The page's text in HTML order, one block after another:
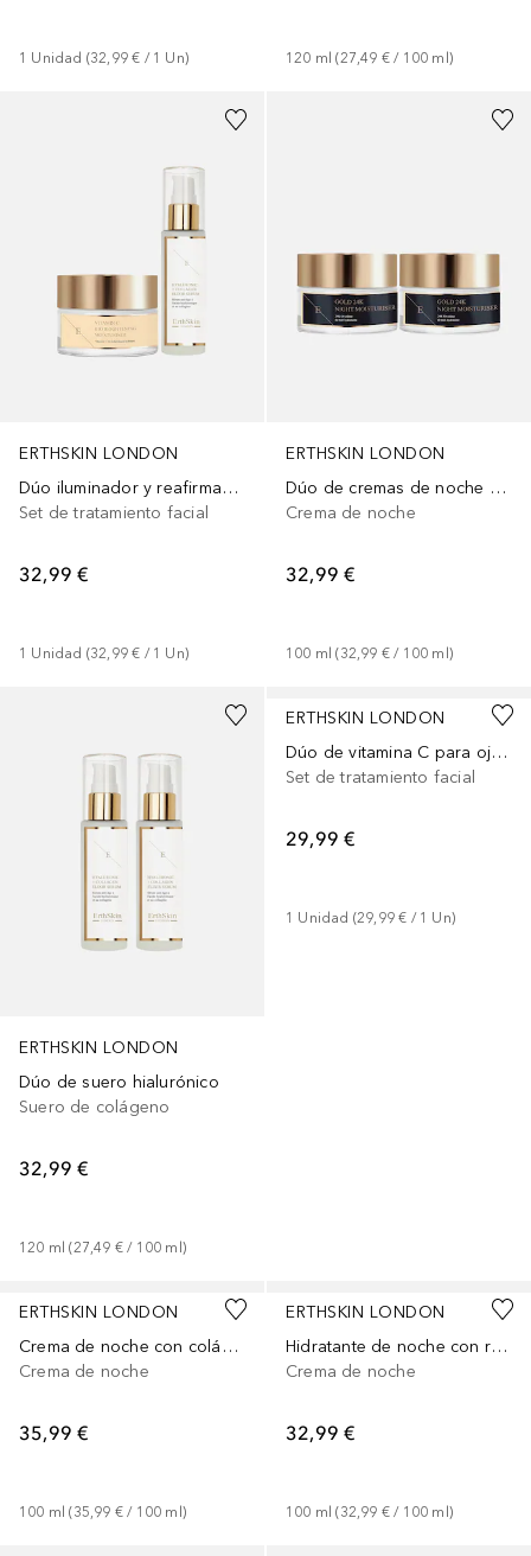
1 Unidad (32,99 € / 1 Un) 120 ml (27,49 € / 100 ml)
ERTHSKIN LONDON
Dúo iluminador y reafirmante
Set de tratamiento facial
32,99 €
1 Unidad (32,99 € / 1 Un)
ERTHSKIN LONDON
Dúo de cremas de noche con oro de 24 quilates
Crema de noche
32,99 €
100 ml (32,99 € / 100 ml)
ERTHSKIN LONDON
Dúo de suero hialurónico
Suero de colágeno
32,99 €
120 ml (27,49 € / 100 ml )
ERTHSKIN LONDON
Dúo de vitamina C para ojos brillantes
Set de tratamiento facial
29,99 €
1 Unidad (29,99 € / 1 Un)
ERTHSKIN LONDON
Crema de noche con colágeno marino
Crema de noche
35,99 €
100 ml (35,99 € / 100 ml )
ERTHSKIN LONDON
Hidratante de noche con retinol
Crema de noche
32,99 €
100 ml (32,99 € / 100 ml )